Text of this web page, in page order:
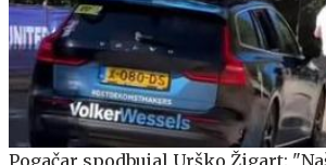
Pogačar spodbujal Urško Žigart: